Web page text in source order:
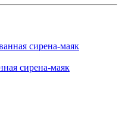
сирена-маяк